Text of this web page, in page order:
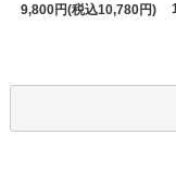
9,800円(税込10,780円)